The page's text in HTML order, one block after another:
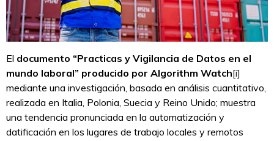
El documento “Practicas y Vigilancia de Datos en el
mundo laboral” producido por Algorithm Watch[i]
mediante una investigación, basada en análisis cuantitativo,
realizada en Italia, Polonia, Suecia y Reino Unido; muestra
una tendencia pronunciada en la automatización y
datificación en los lugares de trabajo locales y remotos